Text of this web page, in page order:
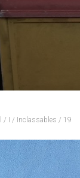
/ / Inclassables / 19